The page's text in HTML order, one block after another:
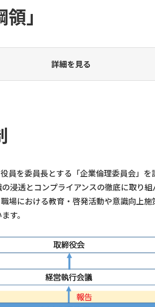
」
詳細を見る
員を委員長とする「企業倫理委員会」
浸透とコンプライアンスの徹底に取り
場における教育・啓発活動や意識向上
す。